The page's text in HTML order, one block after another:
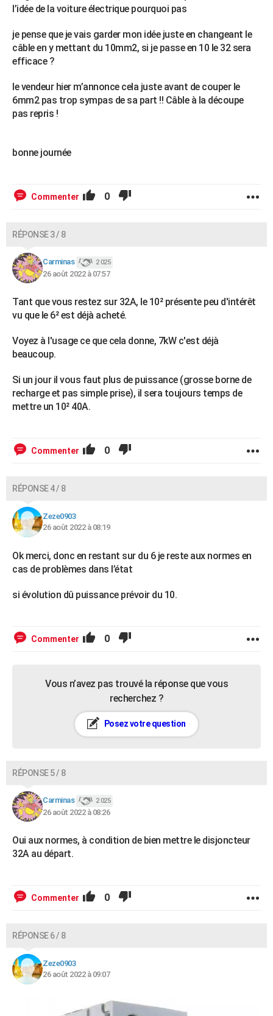
l’idée de la voiture électrique pourquoi pas
je pense que je vais garder mon idée juste en changeant le
câble en y mettant du 10mm2, si je passe en 10 le 32 sera
efficace ?
le vendeur hier m’annonce cela juste avant de couper le
6mm2 pas trop sympas de sa part !! Câble à la découpe
pas repris !
bonne journée
Commenter 0
RÉPONSE 3 / 8
Carminas 2 025
26 août 2022 à 07:57
Tant que vous restez sur 32A, le 10² présente peu d'intérêt
vu que le 6² est déjà acheté.
Voyez à l'usage ce que cela donne, 7kW c'est déjà
beaucoup.
Si un jour il vous faut plus de puissance (grosse borne de
recharge et pas simple prise), il sera toujours temps de
mettre un 10² 40A.
Commenter 0
RÉPONSE 4 / 8
Zeze0903
26 août 2022 à 08:19
Ok merci, donc en restant sur du 6 je reste aux normes en
cas de problèmes dans l’état
si évolution dû puissance prévoir du 10.
Commenter 0
Vous n’avez pas trouvé la réponse que vous
recherchez ?
Posez votre question
RÉPONSE 5 / 8
Carminas 2 025
26 août 2022 à 08:26
Oui aux normes, à condition de bien mettre le disjoncteur
32A au départ.
Commenter 0
RÉPONSE 6 / 8
Zeze0903
26 août 2022 à 09:07